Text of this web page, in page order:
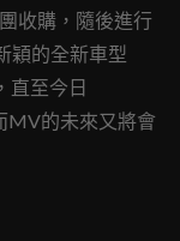
收購，隨後進行
穎的全新車型
直至今日
MV的未來又將會